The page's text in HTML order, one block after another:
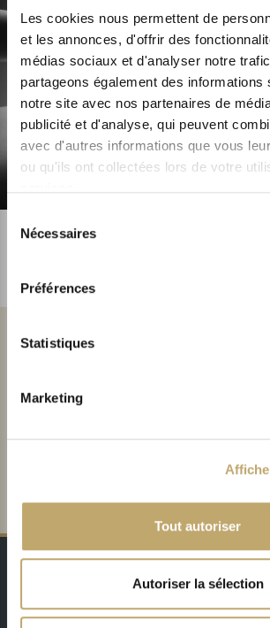
Les cookies nous permettent de
et les annonces, d'offrir des
médias sociaux et d'analyser notre
partageons également des informations
notre site avec nos partenaires de
publicité et d'analyse, qui peuvent
avec d'autres informations que vous
ou qu'ils ont collectées lors de votre
Nécessaires
Préférences
Statistiques
Marketing
Tout autoriser
Autoriser la sélection
To take 15% off your next order of